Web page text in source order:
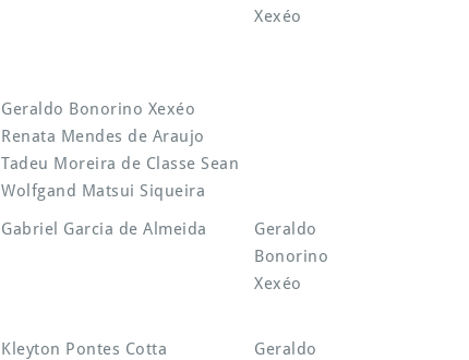
Xexéo
Geraldo Bonorino Xexéo
Renata Mendes de Araujo
Tadeu Moreira de Classe Sean
Wolfgand Matsui Siqueira
Gabriel Garcia de Almeida
Geraldo
Bonorino
Xexéo
Kleyton Pontes Cotta
Geraldo